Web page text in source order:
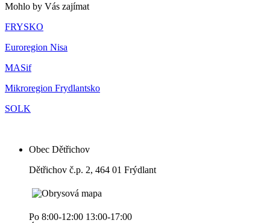
Mohlo by Vás zajímat
FRYSKO
Euroregion Nisa
MASif
Mikroregion Frydlantsko
SOLK
Obec Dětřichov
Dětřichov č.p. 2, 464 01 Frýdlant
Po 8:00-12:00 13:00-17:00